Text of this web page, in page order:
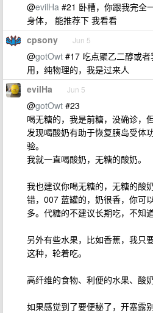
@evilHa #21 卧槽，你跟我完全
身体， 能推荐下 我看看
cpsony Jun 5
@gotOwt #17 吃点聚乙二醇或
用，纯物理的，我是过来人
evilHa Jun 5
@gotOwt #23
喝无糖的，我是前糖，没确诊，
发现喝酸奶有助于恢复胰岛受体
验。
我就一直喝酸奶，无糖的酸奶。
我也建议你喝无糖的，无糖的酸
错，007 蓝罐的，奶很香，你可
多。代糖的不建议长期吃，不知
另外有些水果，比如香蕉，我只
这种，轮着吃。
高纤维的食物、利便的水果、酸
如果感觉到了要便秘了，开塞露